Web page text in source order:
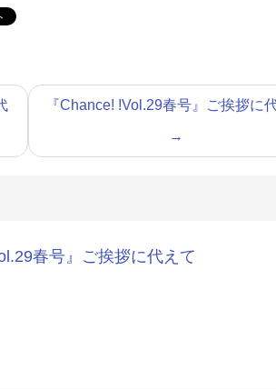
『Chance! !Vol.29春号』ご挨拶に
→
春号』ご挨拶に代えて